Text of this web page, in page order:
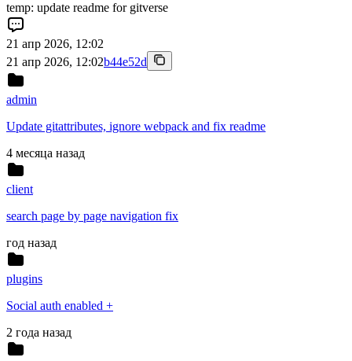
temp: update readme for gitverse
21 апр 2026, 12:02
21 апр 2026, 12:02b44e52d
admin
Update gitattributes, ignore webpack and fix readme
4 месяца назад
client
search page by page navigation fix
год назад
plugins
Social auth enabled +
2 года назад